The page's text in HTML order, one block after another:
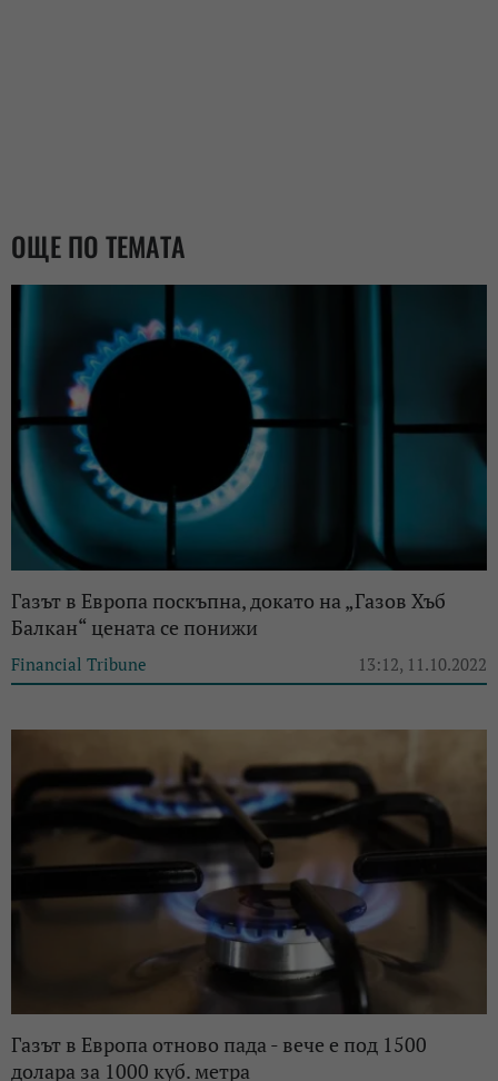
ОЩЕ ПО ТЕМАТА
Газът в Европа поскъпна, докато на „Газов Хъб
Балкан“ цената се понижи
Financial Tribune 13:12, 11.10.2022
Газът в Европа отново пада - вече е под 1500
долара за 1000 куб. метра